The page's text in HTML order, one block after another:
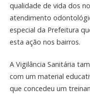
qualidade de vida dos
atendimento
especial da Prefeitura
esta ação nos bairros.
A Vigilância Sanitária
com um material
que concedeu um